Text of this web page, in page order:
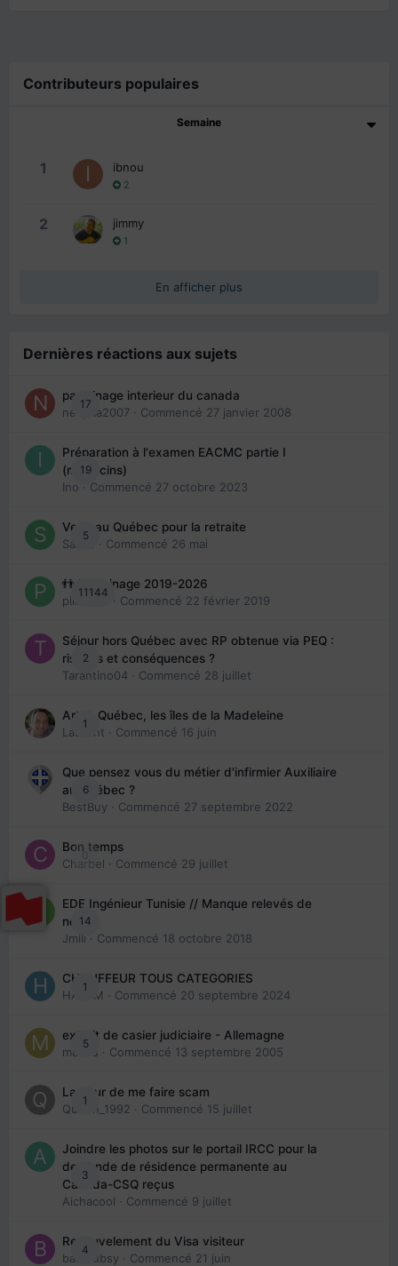
Contributeurs populaires
Semaine
1 ibnou
2
2 jimmy
1
En afficher plus
Dernières réactions aux sujets
17
parrainage interieur du canada
nedjma2007 · Commencé 27 janvier 2008
19
Préparation à l'examen EACMC partie I
(médecins)
Ino · Commencé 27 octobre 2023
5
Venir au Québec pour la retraite
Sab74
· Commencé 26 mai
11144
👬 Parrainage 2019-2026
piinoush · Commencé 22 février 2019
2
Séjour hors Québec avec RP obtenue via PEQ :
risques et conséquences ?
Tarantino04 · Commencé 28 juillet
1
Arte : Québec, les îles de la Madeleine
Laurent · Commencé 16 juin
6
Que pensez vous du métier d'infirmier Auxiliaire
au Québec ?
BestBuy · Commencé 27 septembre 2022
0
Bon temps
Charbel · Commencé 29 juillet
14
EDE Ingénieur Tunisie // Manque relevés de
note
Jmili · Commencé 18 octobre 2018
1
CHAUFFEUR TOUS CATEGORIES
HAZEM · Commencé 20 septembre 2024
5
extrait de casier judiciaire - Allemagne
maries · Commencé 13 septembre 2005
1
La peur de me faire scam
Queen_1992 · Commencé 15 juillet
3
Joindre les photos sur le portail IRCC pour la
demande de résidence permanente au
Canada-CSQ reçus
Aichacool · Commencé 9 juillet
4
Renouvelement du Visa visiteur
babibubsy · Commencé 21 juin